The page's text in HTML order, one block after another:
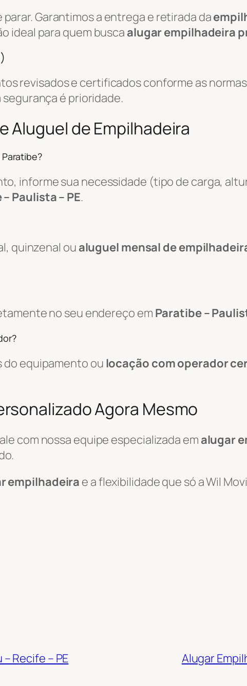
Garantimos a entrega e retirada da
ideal para quem busca alugar empilhadeira
revisados e certificados conforme as normas
é prioridade.
Aluguel de Empilhadeira
informe sua necessidade (tipo de carga,
Paulista – PE.
quinzenal ou aluguel mensal de
no seu endereço em Paratibe –
do equipamento ou locação com operador
Agora Mesmo
com nossa equipe especializada em alugar
empilhadeirae a flexibilidade que só a Wil
Recife – PE Alugar